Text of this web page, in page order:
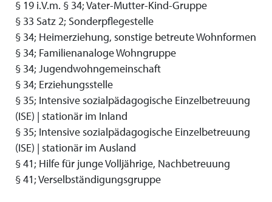
§ 19 i.V.m. § 34; Vater-Mutter-Kind-Gruppe
§ 33 Satz 2; Sonderpflegestelle
§ 34; Heimerziehung, sonstige betreute Wohnformen
§ 34; Familienanaloge Wohngruppe
§ 34; Jugendwohngemeinschaft
§ 34; Erziehungsstelle
§ 35; Intensive sozialpädagogische Einzelbetreuung
(ISE) | stationär im Inland
§ 35; Intensive sozialpädagogische Einzelbetreuung
(ISE) | stationär im Ausland
§ 41; Hilfe für junge Volljährige, Nachbetreuung
§ 41; Verselbständigungsgruppe